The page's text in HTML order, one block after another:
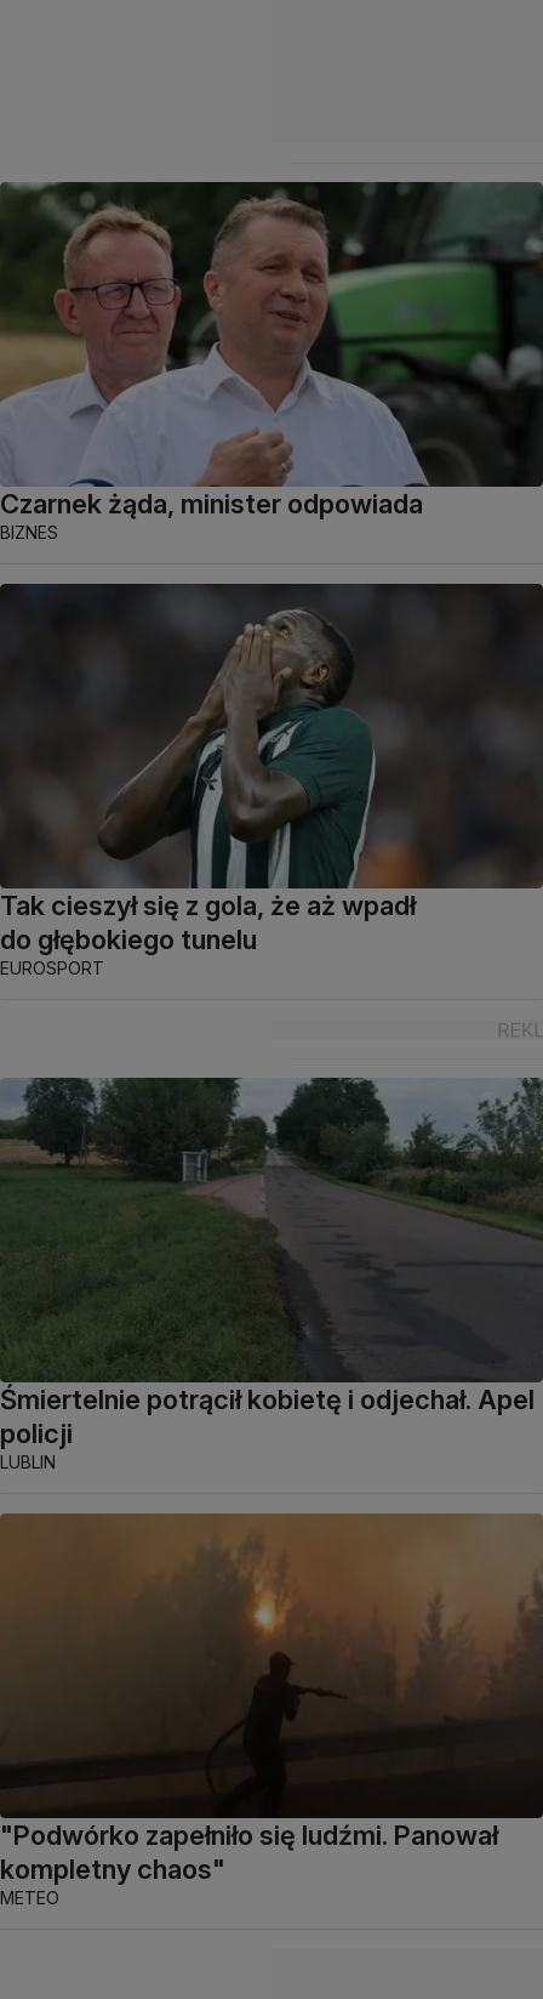
Czarnek żąda, minister odpowiada
BIZNES
Tak cieszył się z gola, że aż wpadł
do głębokiego tunelu
EUROSPORT
Śmiertelnie potrącił kobietę i odjechał. Apel
policji
LUBLIN
"Podwórko zapełniło się ludźmi. Panował
kompletny chaos"
METEO